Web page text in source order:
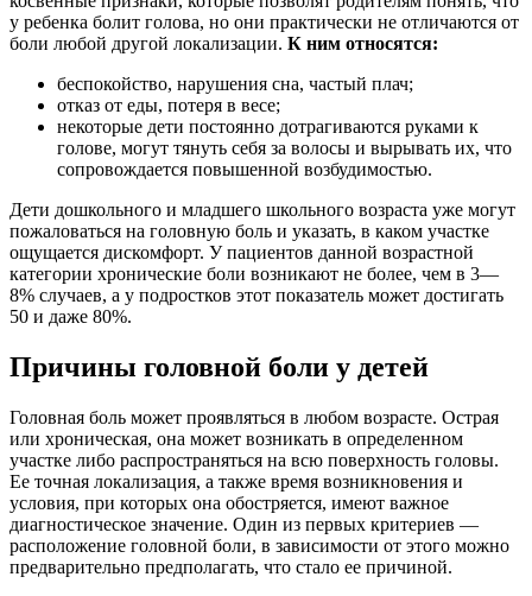
у ребенка болит голова, но они практически не отличаются от
боли любой другой локализации. К ним относятся:
беспокойство, нарушения сна, частый плач;
отказ от еды, потеря в весе;
некоторые дети постоянно дотрагиваются руками к
голове, могут тянуть себя за волосы и вырывать их, что
сопровождается повышенной возбудимостью.
Дети дошкольного и младшего школьного возраста уже могут
пожаловаться на головную боль и указать, в каком участке
ощущается дискомфорт. У пациентов данной возрастной
категории хронические боли возникают не более, чем в 3—
8% случаев, а у подростков этот показатель может достигать
50 и даже 80%.
Причины головной боли у детей
Головная боль может проявляться в любом возрасте. Острая
или хроническая, она может возникать в определенном
участке либо распространяться на всю поверхность головы.
Ее точная локализация, а также время возникновения и
условия, при которых она обостряется, имеют важное
диагностическое значение. Один из первых критериев —
расположение головной боли, в зависимости от этого можно
предварительно предполагать, что стало ее причиной.